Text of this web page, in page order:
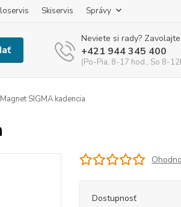
Skiservis Správy
Neviete si rady? Zavolajte.
+421 944 345 400
(Po-Pia, 8-17 hod., So 8-
Magnet SIGMA kadencia
Dostupnosť